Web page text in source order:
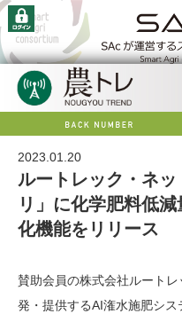
2023.01.20
ルートレック・ネ
リ」に化学肥料低
化機能をリリース
賛助会員の株式会社ルート
発・提供するAI潅水施肥シ